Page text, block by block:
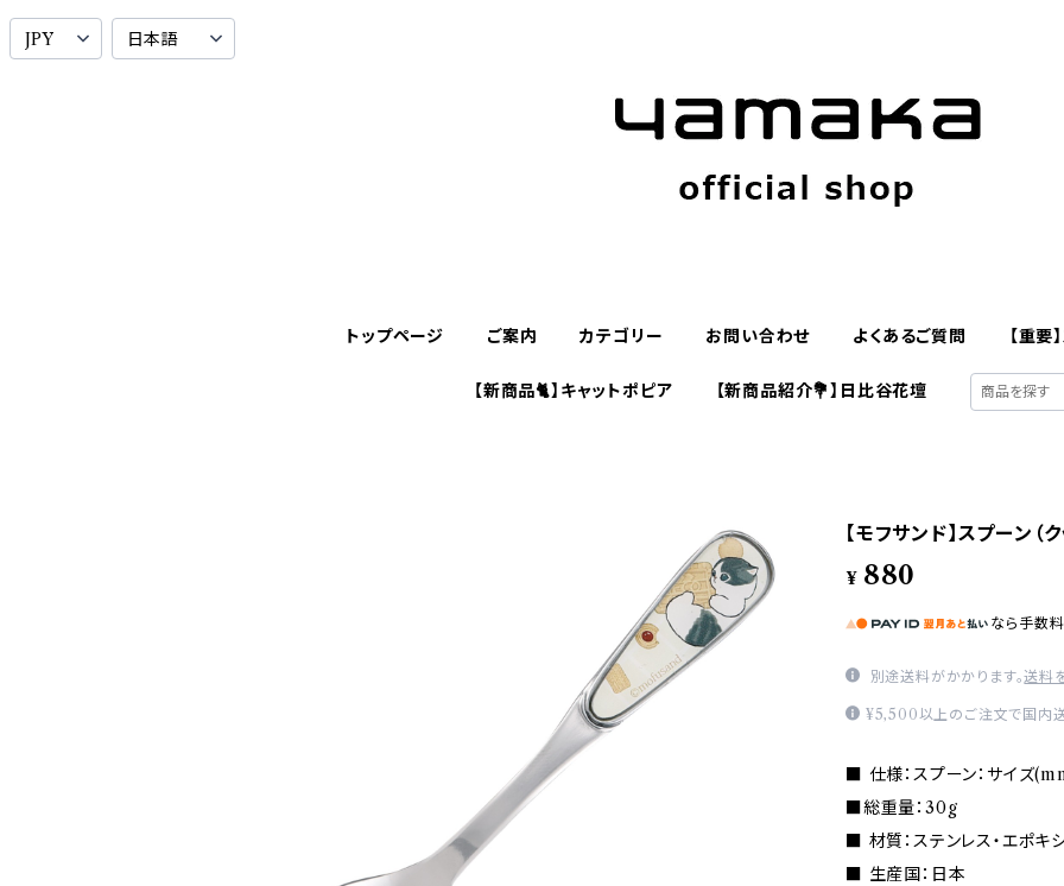
トップページ ご案内 カテゴリー お問い合わせ よくあるご質問 【重
【新商品🐈】キャットポピア 【新商品紹介💐】日比谷花壇
【モフサンド】スプーン
¥ 880
なら 手数
別途送料がかかります。送料
¥5,500以上のご注文で国内送
■ 仕様：スプーン：サイズ
■総重量：30g
■ 材質：ステンレス・エポキ
■ 生産国：日本